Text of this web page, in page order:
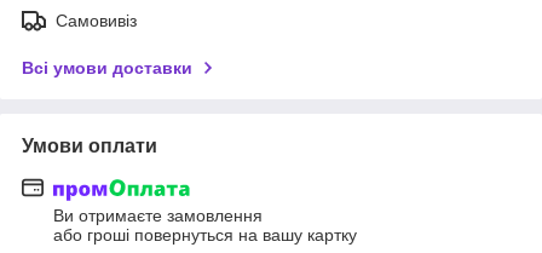
Самовивіз
Всі умови доставки
Умови оплати
Ви отримаєте замовлення
або гроші повернуться на вашу картку